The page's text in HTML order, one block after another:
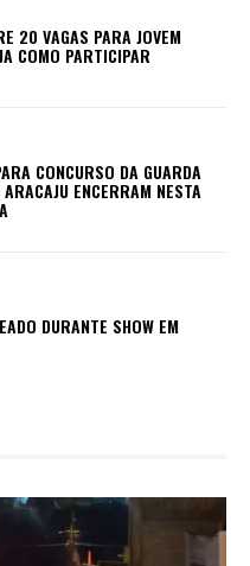
20 VAGAS PARA JOVEM
COMO PARTICIPAR
CONCURSO DA GUARDA
ENCERRAM NESTA
DURANTE SHOW EM